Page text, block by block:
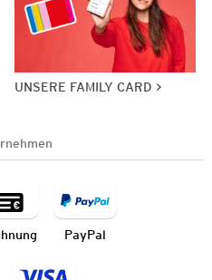
UNSERE FAMILY CARD
PayPal